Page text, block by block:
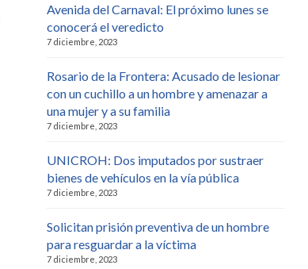
Avenida del Carnaval: El próximo lunes se
conocerá el veredicto
7 diciembre, 2023
Rosario de la Frontera: Acusado de lesionar
con un cuchillo a un hombre y amenazar a
una mujer y a su familia
7 diciembre, 2023
UNICROH: Dos imputados por sustraer
bienes de vehículos en la vía pública
7 diciembre, 2023
Solicitan prisión preventiva de un hombre
para resguardar a la víctima
7 diciembre, 2023